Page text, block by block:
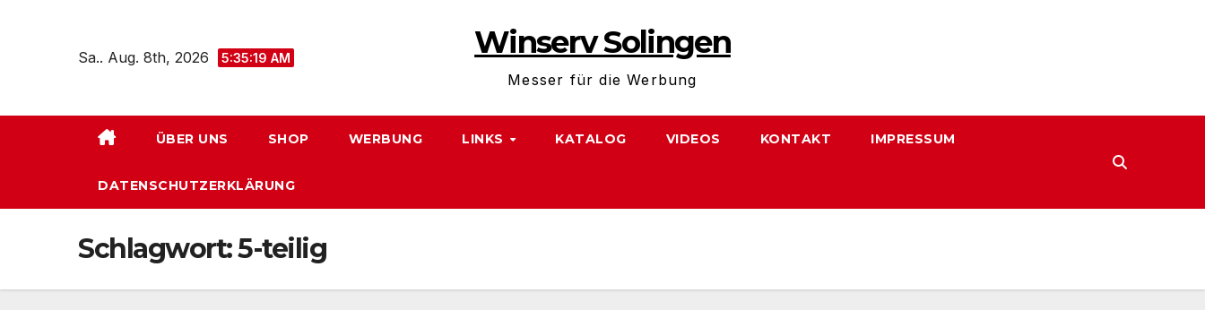
Sa.. Aug. 8th, 2026 5:35:19 AM Winserv Solingen
Messer für die Werbung
ÜBER UNS SHOP WERBUNG LINKS KATALOG VIDEOS KONTAKT IMPRESSUM
DATENSCHUTZERKLÄRUNG
Schlagwort:5-teilig